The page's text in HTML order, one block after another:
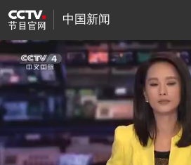
中国新闻